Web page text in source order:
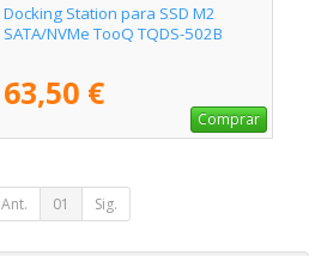
Docking Station para SSD M2
SATA/NVMe TooQ TQDS-502B
63,50 €
Comprar
Ant. 01 Sig.